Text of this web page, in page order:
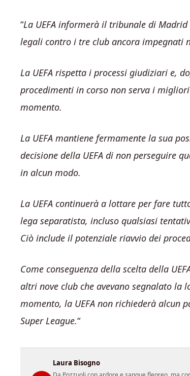
“La UEFA informerà il tribunale di
legali contro i tre club ancora impegnati
La UEFA rispetta i processi giudiziari e,
procedimenti in corso non serva i
momento.
La UEFA mantiene fermamente la sua
decisione della UEFA di non perseguire
in alcun modo.
La UEFA continuerà a lottare per fare
lega separatista, incluso qualsiasi
Ciò include il potenziale riavvio dei
Come conseguenza della scelta della
altri nove club che avevano segnalato
momento, la UEFA non richiederà alcun
Super League.“
Laura Bisogno